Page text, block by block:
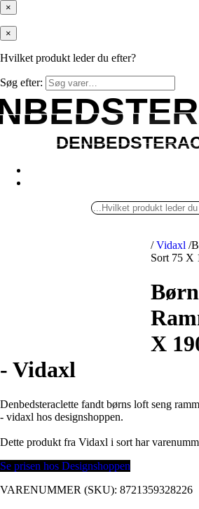
×
×
Hvilket produkt leder du efter?
Søg efter:
/ Vidaxl /
Sort 75 X
X
- Vidaxl
Denbedsteraclette fandt børns loft seng
- vidaxl hos designshoppen.
Dette produkt fra Vidaxl i sort har
Se prisen hos Designshoppen
VARENUMMER (SKU): 8721359328226